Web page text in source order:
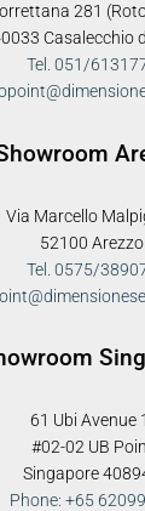
281
Casalecchio
Tel. 051/
Via Marcello
52100 Arezzo
Tel. 0575/
61 Ubi Avenue 1,
#02-02 UB
Singapore
Phone: +65